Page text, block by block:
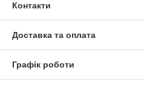
Контакти
Доставка та оплата
Графік роботи